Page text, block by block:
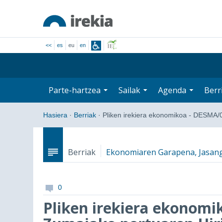
<< es eu en
Parte-hartzea Sailak Agenda
Hasiera · Berriak · Pliken irekiera ekonomikoa - DESMA/
Berriak Ekonomiaren Garapena,
0
Pliken irekiera